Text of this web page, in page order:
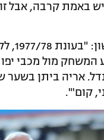
באמת קרבה, אבל
על
מול מכבי יפו
בפנדל. אריה ביתן